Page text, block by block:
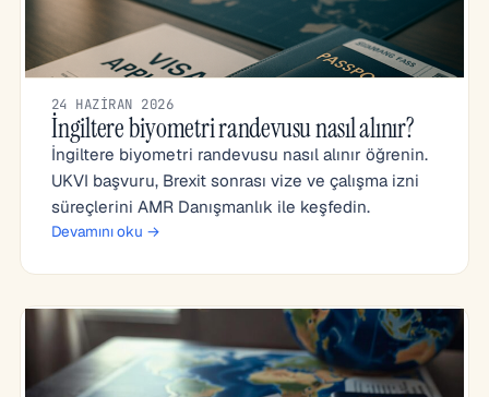
24 HAZIRAN 2026
İngiltere biyometri randevusu nasıl alınır?
İngiltere biyometri randevusu nasıl alınır öğrenin.
UKVI başvuru, Brexit sonrası vize ve çalışma izni
süreçlerini AMR Danışmanlık ile keşfedin.
Devamını oku →